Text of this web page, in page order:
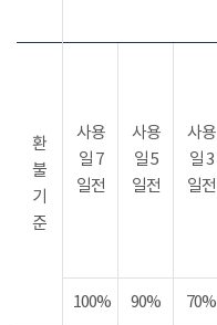
환
불
기
준
사용
일 7
일전
사용
일 5
일전
사용
일 3
일전
100% 90% 70%